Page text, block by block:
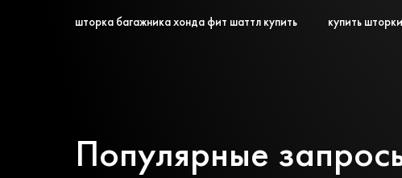
Популярные
шторка багажника хонда фит шаттл купить
купить